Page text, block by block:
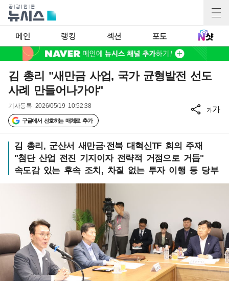
메인 랭킹 섹션 포토
김 총리 "새만금 사업, 국가 균형발전 선도
사례 만들어나가야"
기사등록 2026/05/19 10:52:38
구글에서 선호하는 매체로 추가
가가
김 총리, 군산서 새만금·전북 대혁신TF 회의 주재
"첨단 산업 전진 기지이자 전략적 거점으로 거듭"
속도감 있는 후속 조치, 차질 없는 투자 이행 등 당부